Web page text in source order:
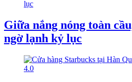
Giữa nắng nóng toàn
ngờ lạnh kỷ lục